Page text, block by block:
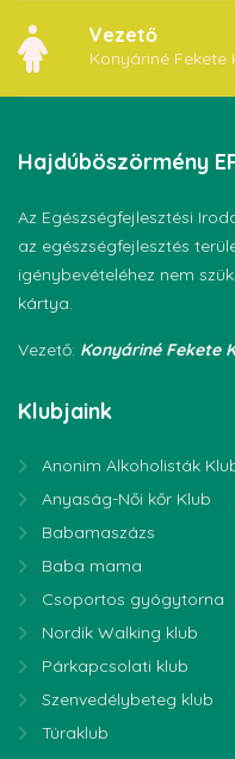
Vezető
Konyáriné Fekete
Hajdúböszörmény
Az Egészségfejlesztési
az egészségfejlesztés
igénybevételéhez nem
kártya.
Vezető: Konyáriné Fekete
Klubjaink
Anonim Alkoholisták
Anyaság-Női kőr Klub
Babamaszázs
Baba mama
Csoportos gyógytorna
Nordik Walking klub
Párkapcsolati klub
Szenvedélybeteg klub
Túraklub